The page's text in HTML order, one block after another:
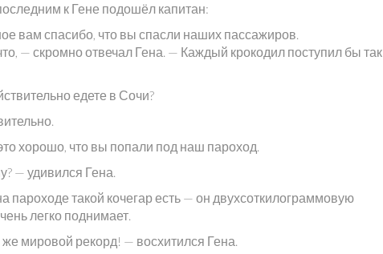
к Гене подошёл капитан:
вам спасибо, что вы спасли наших пассажиров.
— скромно отвечал Гена. — Каждый крокодил поступил бы так
едете в Сочи?
хорошо, что вы попали под наш пароход.
— удивился Гена.
пароходе такой кочегар есть — он двухсоткилограммовую
легко поднимает.
мировой рекорд! — восхитился Гена.